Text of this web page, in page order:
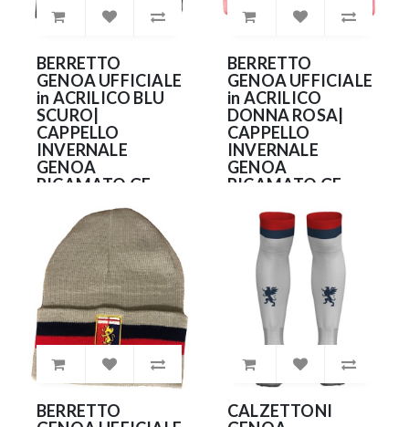
BERRETTO
GENOA UFFICIALE
in ACRILICO BLU
SCURO|
CAPPELLO
INVERNALE
GENOA
RICAMATO GE-
16.99€
BERRETTO
GENOA UFFICIALE
in ACRILICO
DONNA ROSA|
CAPPELLO
INVERNALE
GENOA
RICAMATO GE-
16.99€
BERRETTO
CALZETTONI